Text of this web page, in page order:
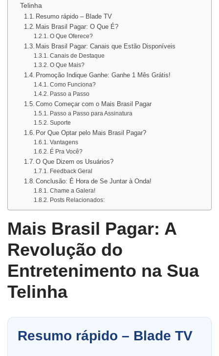
Telinha
Resumo rápido – Blade TV
Mais Brasil Pagar: O Que É?
O Que Oferece?
Mais Brasil Pagar: Canais que Estão Disponíveis
Canais de Destaque
O Que Mais?
Promoção Indique Ganhe: Ganhe 1 Mês Grátis!
Como Funciona?
Passo a Passo
Como Começar com o Mais Brasil Pagar
Passo a Passo para Assinatura
Suporte
Por Que Optar pelo Mais Brasil Pagar?
Vantagens
É Pra Você?
O Que Dizem os Usuários?
Feedback Geral
Conclusão: É Hora de Se Juntar à Onda!
Chame a Galera!
Posts Relacionados:
Mais Brasil Pagar: A
Revolução do
Entretenimento na Sua
Telinha
Resumo rápido – Blade TV